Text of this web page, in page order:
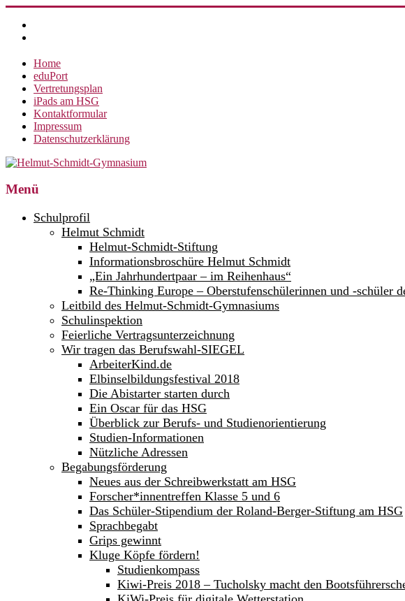
Inhalt
springen
Home
eduPort
Vertretungsplan
iPads am HSG
Kontaktformular
Impressum
Datenschutzerklärung
Helmut-
Gymnasium
Menü
Schulprofil
Helmut Schmidt
Helmut-Schmidt-Stiftung
Informationsbroschüre Helmut Schmidt
„Ein Jahrhundertpaar – im Reihenhaus“
Re-Thinking Europe – Oberstufenschülerinnen und -schüler
Leitbild des Helmut-Schmidt-Gymnasiums
Schulinspektion
Feierliche Vertragsunterzeichnung
Wir tragen das Berufswahl-SIEGEL
ArbeiterKind.de
Elbinselbildungsfestival 2018
Die Abistarter starten durch
Ein Oscar für das HSG
Überblick zur Berufs- und Studienorientierung
Studien-Informationen
Nützliche Adressen
Begabungsförderung
Neues aus der Schreibwerkstatt am HSG
Forscher*innentreffen Klasse 5 und 6
Das Schüler-Stipendium der Roland-Berger-Stiftung am HSG
Sprachbegabt
Grips gewinnt
Kluge Köpfe fördern!
Studienkompass
Kiwi-Preis 2018 – Tucholsky macht den